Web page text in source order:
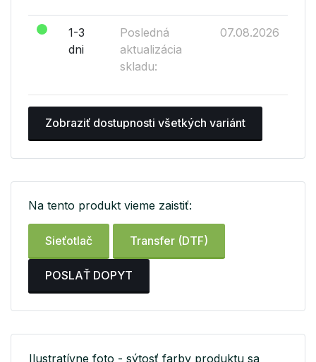
1-3
dni
Posledná
aktualizácia
skladu:
07.08.2026
Zobraziť dostupnosti všetkých variánt
Na tento produkt vieme zaistiť:
Sieťotlač Transfer (DTF)
POSLAŤ DOPYT
Ilustratívne foto - sýtosť farby produktu sa